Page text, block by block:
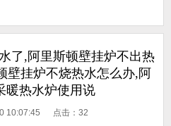
了,阿里斯顿壁挂炉不出热
壁挂炉不烧热水怎么办,阿
暖热水炉使用说
10:07:45 点击： 32